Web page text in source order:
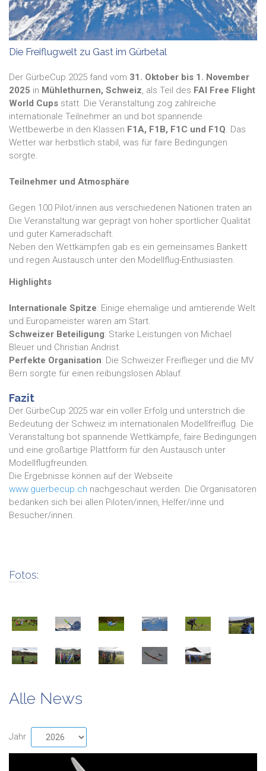
Die Freiflugwelt zu Gast im Gürbetal
Der GürbeCup 2025 fand vom 31. Oktober bis 1. November
2025 in Mühlethurnen, Schweiz, als Teil des FAI Free Flight
World Cups statt. Die Veranstaltung zog zahlreiche
internationale Teilnehmer an und bot spannende
Wettbewerbe in den Klassen F1A, F1B, F1C und F1Q. Das
Wetter war herbstlich stabil, was für faire Bedingungen
sorgte.
Teilnehmer und Atmosphäre
Gegen 100 Pilot/innen aus verschiedenen Nationen traten an
Die Veranstaltung war geprägt von hoher sportlicher Qualität
und guter Kameradschaft.
Neben den Wettkämpfen gab es ein gemeinsames Bankett
und regen Austausch unter den Modellflug-Enthusiasten.
Highlights
Internationale Spitze: Einige ehemalige und amtierende Welt
und Europameister waren am Start.
Schweizer Beteiligung: Starke Leistungen von Michael
Bleuer und Christian Andrist.
Perfekte Organisation: Die Schweizer Freiflieger und die MV
Bern sorgte für einen reibungslosen Ablauf.
Fazit
Der GürbeCup 2025 war ein voller Erfolg und unterstrich die
Bedeutung der Schweiz im internationalen Modellfreiflug. Die
Veranstaltung bot spannende Wettkämpfe, faire Bedingungen
und eine großartige Plattform für den Austausch unter
Modellflugfreunden.
Die Ergebnisse können auf der Webseite
www.guerbecup.ch nachgeschaut werden. Die Organisatoren
bedanken sich bei allen Piloten/innen, Helfer/inne und
Besucher/innen.
Fotos:
Alle News
Jahr